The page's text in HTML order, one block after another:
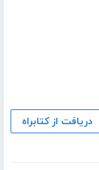
دریافت از کتابراه